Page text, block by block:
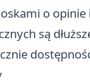
o
są